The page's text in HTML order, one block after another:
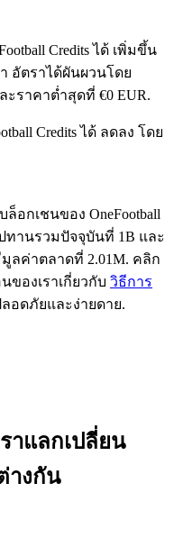
ะกัน
Credits ได้ เพิ่มขึ้น
อัตราได้ผันผวนโดย
ะราคาต่ำสุดที่ €0 EUR.
Credits ได้ ลดลง โดย
อกเชนของ OneFootball
ทานรวมปัจจุบันที่ 1B และ
ลค่าตลาดที่ 2.01M. คลิก
องเราเกี่ยวกับ วิธีการ
อดภัยและง่ายดาย.
าแลกเปลี่ยน
างกัน